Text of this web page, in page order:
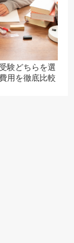
験どちらを選
用を徹底比較